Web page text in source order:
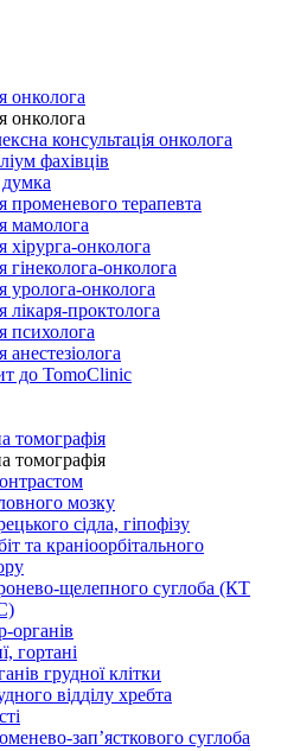
онколога
онколога
консультація онколога
фахівців
променевого терапевта
мамолога
хірурга-онколога
гінеколога-онколога
уролога-онколога
лікаря-проктолога
психолога
анестезіолога
до TomoClinic
томографія
томографія
мозку
сідла, гіпофізу
та краніоорбітального
щелепного суглоба (КТ
органів
гортані
грудної клітки
відділу хребта
зап’ясткового суглоба